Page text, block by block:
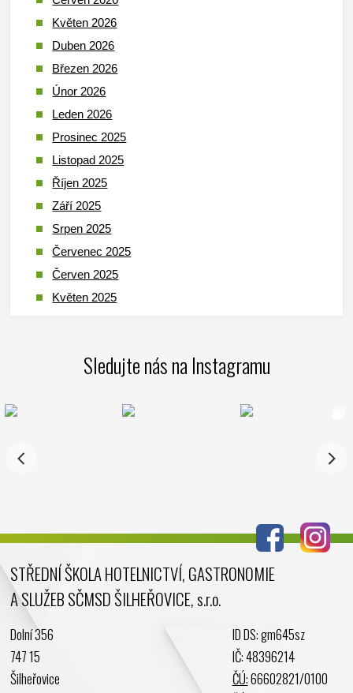
Květen 2026
Duben 2026
Březen 2026
Únor 2026
Leden 2026
Prosinec 2025
Listopad 2025
Říjen 2025
Září 2025
Srpen 2025
Červenec 2025
Červen 2025
Květen 2025
Leden 2025
Listopad 2024
Duben 2024
Březen 2024
Leden 2024
Listopad 2023
Sledujte nás na Instagramu
STŘEDNÍ ŠKOLA HOTELNICTVÍ, GASTRONOMIE
A SLUŽEB SČMSD ŠILHEŘOVICE, s.r.o.
Dolní 356
747 15
Šilheřovice
ID DS: gm645sz
IČ: 48396214
ČÚ:66602821/0100